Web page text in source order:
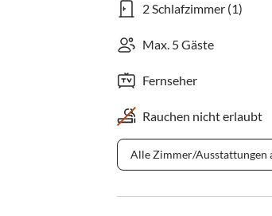
2 Schlafzimmer (1)
Max. 5 Gäste
Fernseher
Rauchen nicht erlaubt
Alle Zimmer/Ausstattungen